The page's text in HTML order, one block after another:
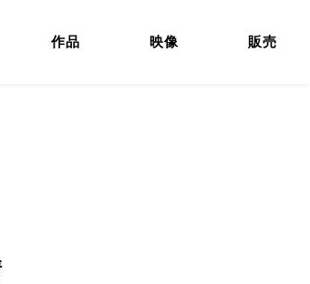
作品 映像 販売